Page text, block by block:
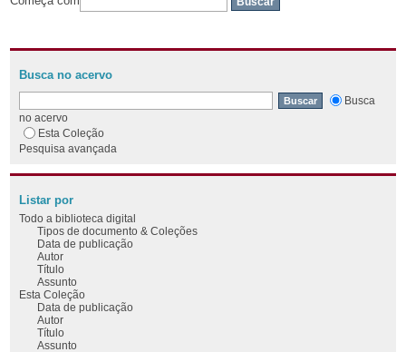
Busca no acervo
Busca
no acervo
Esta Coleção
Pesquisa avançada
Listar por
Todo a biblioteca digital
Tipos de documento & Coleções
Data de publicação
Autor
Título
Assunto
Esta Coleção
Data de publicação
Autor
Título
Assunto